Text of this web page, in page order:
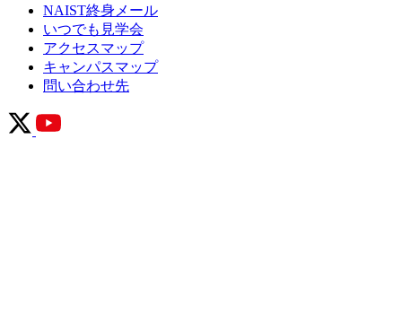
NAIST終身メール
いつでも見学会
アクセスマップ
キャンパスマップ
問い合わせ先